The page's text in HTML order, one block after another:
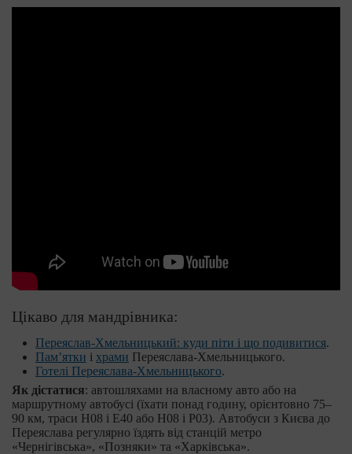
Цікаво для мандрівника:
Переяслав-Хмельницький: куди піти і що подивитися.
Пам’ятки і храми Переяслава-Хмельницького.
Готелі Переяслава-Хмельницького.
Як дістатися: автошляхами на власному авто або на
маршрутному автобусі (їхати понад годину, орієнтовно 75–
90 км, траси H08 і Е40 або H08 і P03). Автобуси з Києва до
Переяслава регулярно їздять від станцій метро
«Чернігівська», «Позняки» та «Харківська».